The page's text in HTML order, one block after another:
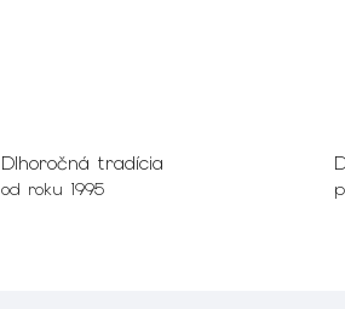
Dlhoročná tradícia
od roku 1995